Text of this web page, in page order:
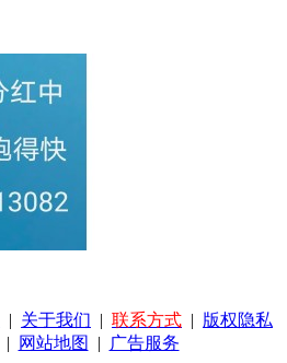
| 关于我们 | 联系方式 | 版权隐私
| 网站地图 | 广告服务